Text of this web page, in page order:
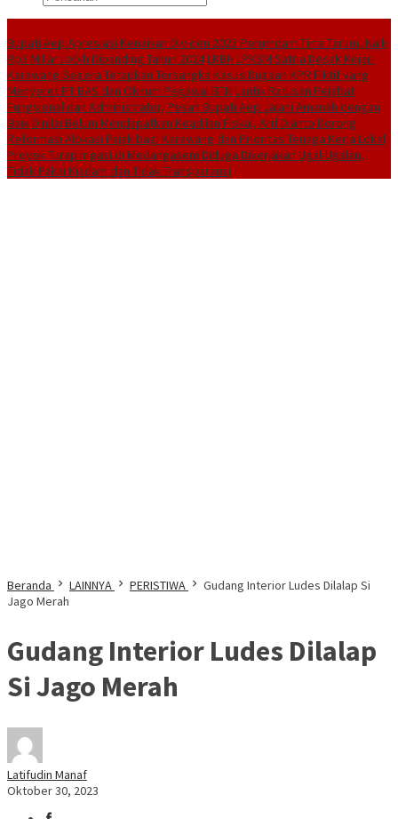
Bupati Aep Apresiasi Kenaikan Dividen 2025 Perumdam Tirta Tarum, Naik
Rp3 Miliar Lebih Dibanding Tahun 2024LKBH LPKSM Satria Desak Kejari
Karawang Segera Tetapkan Tersangka Kasus Dugaan KPR Fiktif yang
Menyeret PT BAS dan Oknum Pegawai BTN Lantik Ratusan Pejabat
Fungsional dan Administrator, Pesan Bupati Aep Jalani Amanah dengan
BaikDinilai Belum Mendapatkan Keadilan Fiskal, Arif Dianto Dorong
Reformasi Alokasi Pajak bagi Karawang dan Prioritas Tenaga Kerja Lokal
Proyek Turap Irigasi di Medangasem Diduga Dikerjakan Ugal-Ugalan,
Tidak Pakai Kisdam dan Tidak Transparansi
Beranda LAINNYA PERISTIWA
Gudang Interior Ludes Dilalap Si
Jago Merah
Gudang Interior Ludes Dilalap
Si Jago Merah
Latifudin Manaf
Oktober 30, 2023